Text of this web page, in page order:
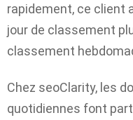
rapidement, ce client
jour de classement
classement
Chez seoClarity, les
quotidiennes font